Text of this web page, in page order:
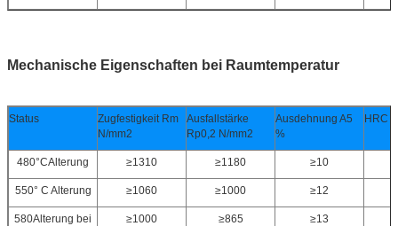
Mechanische Eigenschaften bei Raumtemperatur
Status
Zugfestigkeit Rm
N/mm2
Ausfallstärke
Rp0,2 N/mm2
Ausdehnung A5
%
HRC
480°CAlterung ≥1310 ≥1180 ≥10
550° C Alterung ≥1060 ≥1000 ≥12
580Alterung bei
≥1000 ≥865 ≥13